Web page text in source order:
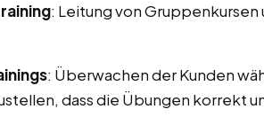
: Leitung von Gruppenkursen
: Überwachen der Kunden
dass die Übungen korrekt